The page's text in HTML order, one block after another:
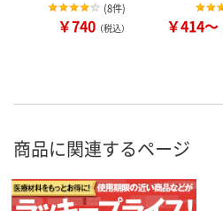
(8件)
￥740 （税込） ￥414～
商品に関連するページ